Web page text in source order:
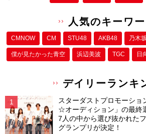
人気のキーワ
CMNOW CM STU48 AKB48 乃木
僕が⾒たかった⻘空 浜辺美波 TGC 日
デイリーランキ
スターダストプロモーショ
☆オーディション」の最終
7人の中から選び抜かれた
グランプリが決定！